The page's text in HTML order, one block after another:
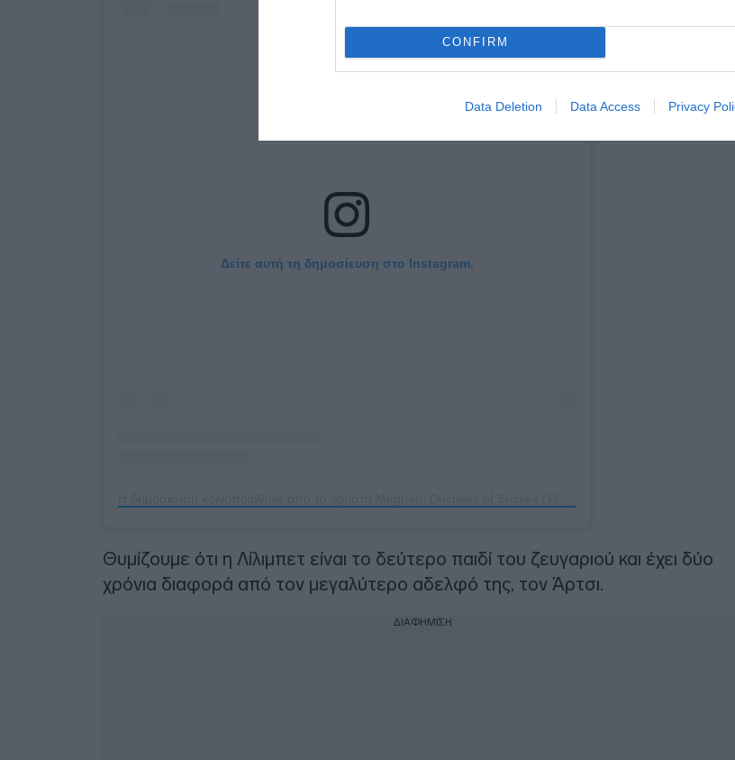
CONFIRM
Data Deletion Data Access Privacy
Δείτε αυτή τη δημοσίευση στο Instagram.
Θυμίζουμε ότι η Λίλιμπετ είναι το δεύτερο παιδί του ζευγαριού και έχει δύο
χρόνια διαφορά από τον μεγαλύτερο αδελφό της, τον Άρτσι.
ΔΙΑΦΗΜΙΣΗ